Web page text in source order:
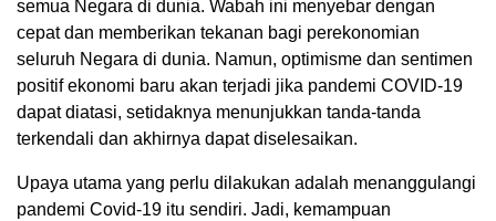
semua Negara di dunia. Wabah ini menyebar dengan
cepat dan memberikan tekanan bagi perekonomian
seluruh Negara di dunia. Namun, optimisme dan sentimen
positif ekonomi baru akan terjadi jika pandemi COVID-19
dapat diatasi, setidaknya menunjukkan tanda-tanda
terkendali dan akhirnya dapat diselesaikan.
Upaya utama yang perlu dilakukan adalah menanggulangi
pandemi Covid-19 itu sendiri. Jadi, kemampuan